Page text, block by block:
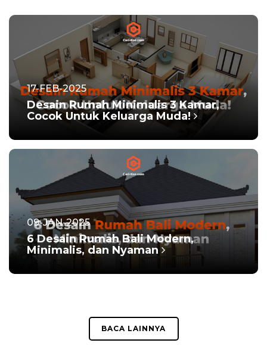
17-FEB-2025
Desain Rumah Minimalis 3 Kamar,
Cocok Untuk Keluarga Muda!
09-JAN-2025
6 Desain Rumah Bali Modern,
Minimalis, dan Nyaman
BACA LAINNYA